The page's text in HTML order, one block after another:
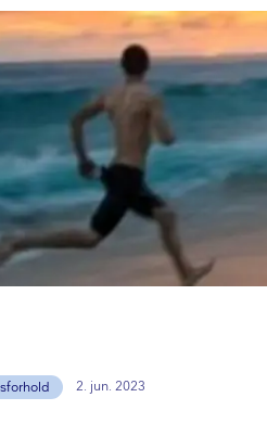
2. jun. 2023